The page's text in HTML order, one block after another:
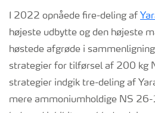
I 2022 opnåede fire-deling af
højeste udbytte og den højeste
høstede afgrøde i
strategier for tilførsel af 200 kg
strategier indgik tre-deling af
mere ammoniumholdige NS